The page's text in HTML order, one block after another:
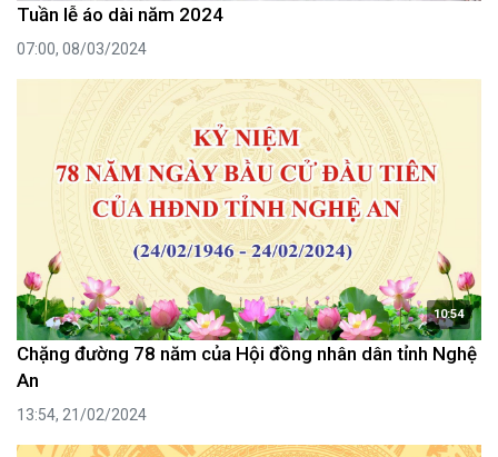
Tuần lễ áo dài năm 2024
07:00, 08/03/2024
10:54
Chặng đường 78 năm của Hội đồng nhân dân tỉnh Nghệ
An
13:54, 21/02/2024